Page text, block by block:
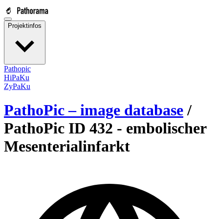
Projektinfos
Pathopic
HiPaKu
ZyPaKu
PathoPic – image database /
PathoPic ID 432 - embolischer
Mesenterialinfarkt